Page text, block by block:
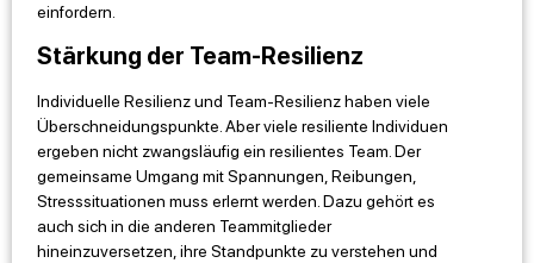
einfordern.
Stärkung der Team-Resilienz
Individuelle Resilienz und Team-Resilienz haben viele
Überschneidungspunkte. Aber viele resiliente Individuen
ergeben nicht zwangsläufig ein resilientes Team. Der
gemeinsame Umgang mit Spannungen, Reibungen,
Stresssituationen muss erlernt werden. Dazu gehört es
auch sich in die anderen Teammitglieder
hineinzuversetzen, ihre Standpunkte zu verstehen und